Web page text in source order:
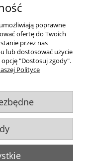
ul. Starzyńskiego 6, 42-224
poprawne
ofertę do Twoich
przez nas
lub dostosować użycie
"Dostosuj zgody".
Polityce